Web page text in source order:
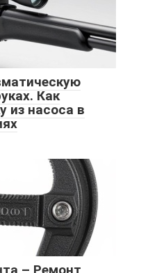
Как
из насоса в
– Ремонт